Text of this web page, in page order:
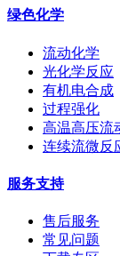
绿色化学
流动化学
光化学反应
有机电合成
过程强化
高温高压流
连续流微反
服务支持
售后服务
常见问题